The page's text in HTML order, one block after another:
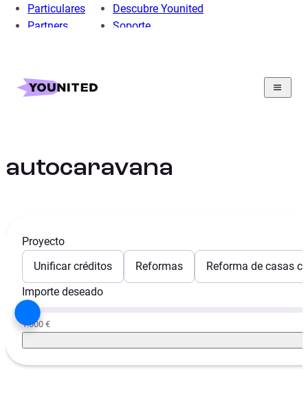
Particulares
Partners
Descubre Younited
Soporte
Home
Proyectos
Financiar autocaravana
autocaravana
Proyecto
Unificar créditos
Reformas
Reforma de casas
Importe deseado
1.000 €